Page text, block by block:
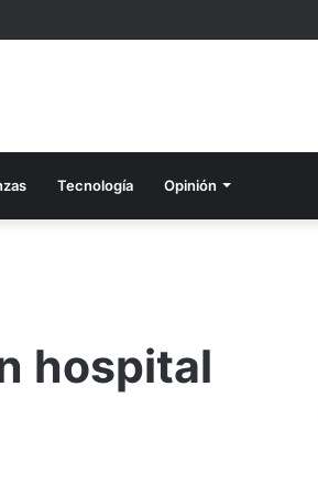
Tecnología Opinión
hospital